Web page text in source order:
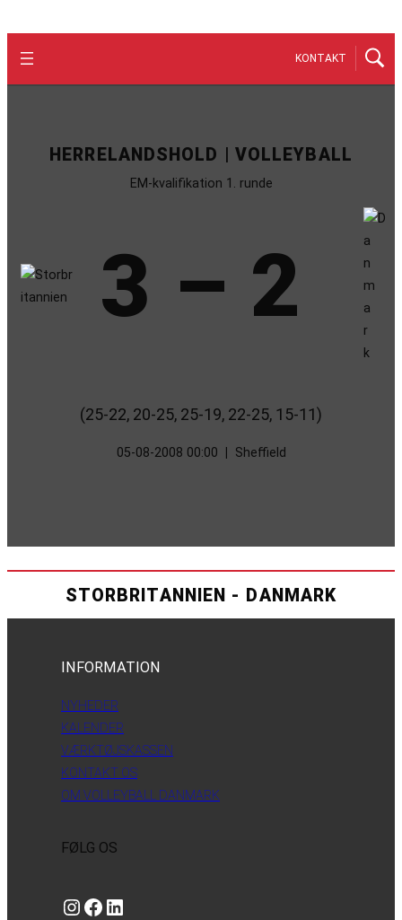
KONTAKT
HERRELANDSHOLD | VOLLEYBALL
EM-kvalifikation 1. runde
3 – 2
(25-22, 20-25, 25-19, 22-25, 15-11)
05-08-2008 00:00 Sheffield
STORBRITANNIEN - DANMARK
INFORMATION
NYHEDER
KALENDER
VÆRKTØJSKASSEN
KONTAKT OS
OM VOLLEYBALL DANMARK
FØLG OS
Instagram https://www.facebook.com/danishbeachvolleytour LinkedIn